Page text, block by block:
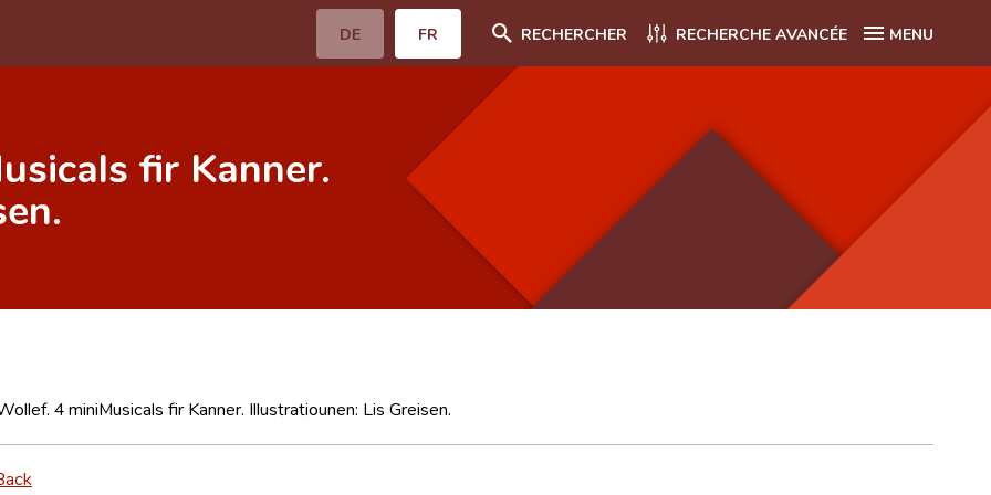
DE FR RECHERCHER RECHERCHE AVANCÉE MENU
fir Kanner.
4 miniMusicals fir Kanner. Illustratiounen: Lis Greisen.